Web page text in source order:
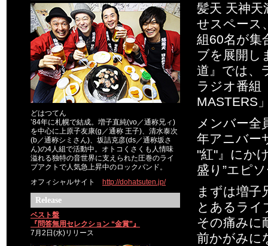
どはつてん
’84年に札幌で結成。増子直純(vo／通称兄ィ)
を中心に上原子友康(g／通称 王子)、清水泰次
(b／通称シミさん)、坂詰克彦(ds／通称坂さ
ん)の4人組で活動中。オトコくさくも人情味
溢れる独特の音世界に支えられた圧巻のライ
ブアクトで人気急上昇中のロックバンド。
オフィシャルサイト http://dohatsuten.jp/
Release
ベスト盤
『問答無用セレクション “金賞”』
7月2日(水)リリース
髪天 天神
せスペース
組60名が集
ブを展開し
道』では、
ラジオ番組
MASTERS
メンバー全
年アニバー
"紅"』にか
盛り”エピ
まずは増子
とあるライ
その痛みに
前かがみに